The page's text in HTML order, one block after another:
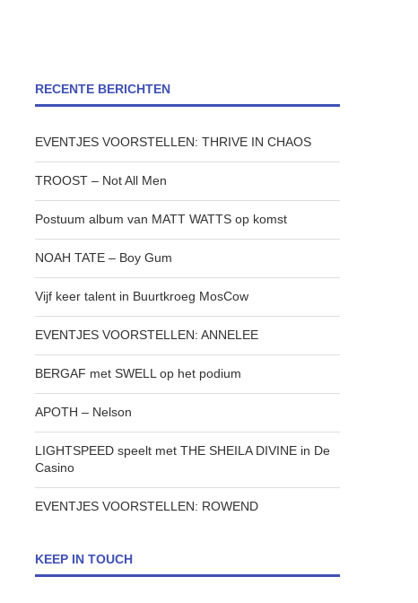
RECENTE BERICHTEN
EVENTJES VOORSTELLEN: THRIVE IN CHAOS
TROOST – Not All Men
Postuum album van MATT WATTS op komst
NOAH TATE – Boy Gum
Vijf keer talent in Buurtkroeg MosCow
EVENTJES VOORSTELLEN: ANNELEE
BERGAF met SWELL op het podium
APOTH – Nelson
LIGHTSPEED speelt met THE SHEILA DIVINE in De
Casino
EVENTJES VOORSTELLEN: ROWEND
KEEP IN TOUCH